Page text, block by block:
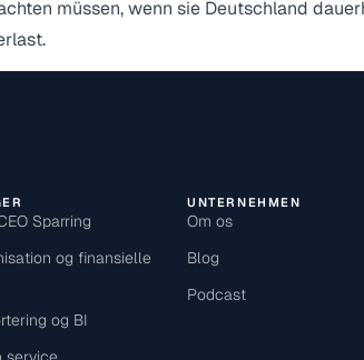
müssen, wenn sie Deutschland
Sparring
og finansielle
og BI
UNTERNEHMEN
Om os
Blog
Podcast